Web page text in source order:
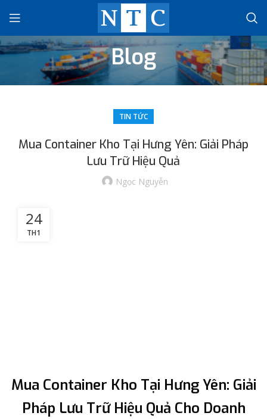
Blog
TIN TỨC
Mua Container Kho Tại Hưng Yên: Giải Pháp
Lưu Trữ Hiệu Quả
Ngọc Nguyễn
24
TH1
Mua Container Kho Tại Hưng Yên: Giải
Pháp Lưu Trữ Hiệu Quả Cho Doanh